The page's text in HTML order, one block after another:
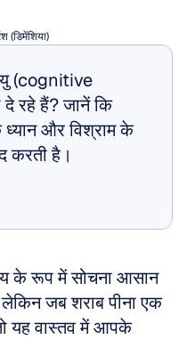
(डिमेंशिया)
(cognitive
रहे हैं? जानें कि
ध्यान और विश्राम के
करती है।
के रूप में सोचना आसान
जब शराब पीना एक
यह वास्तव में आपके